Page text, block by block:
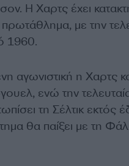
Η Χαρτς έχει
με την
1960.
αγωνιστική η Χαρτς
ενώ την
τη Σέλτικ εκτός
θα παίξει με τη